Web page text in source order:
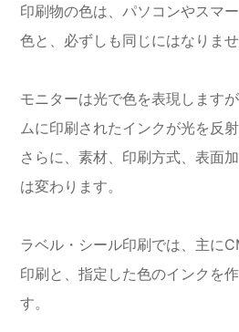
印刷物の色は、パソコンやスマ
色と、必ずしも同じにはなりませ
モニターは光で色を表現します
ムに印刷されたインクが光を反
さらに、素材、印刷方式、表面
は変わります。
ラベル・シール印刷では、主に
印刷と、指定した色のインクを
す。